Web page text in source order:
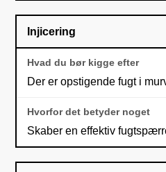
Injicering
Der er opstigende fugt i
Skaber en effektiv